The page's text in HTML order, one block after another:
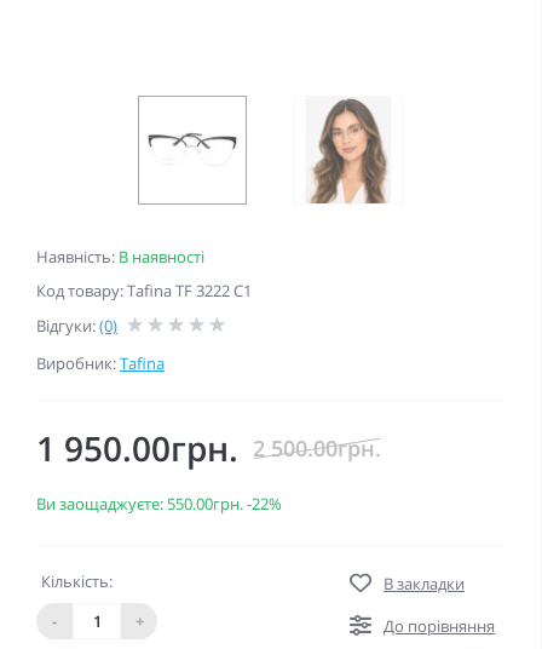
Наявність: В наявності
Код товару: Tafina TF 3222 C1
Відгуки:(0)
Виробник:Tafina
1 950.00грн. 2 500.00грн.
Ви заощаджуєте: 550.00грн.-22%
Кількість:
-
+
В закладки
До порівняння